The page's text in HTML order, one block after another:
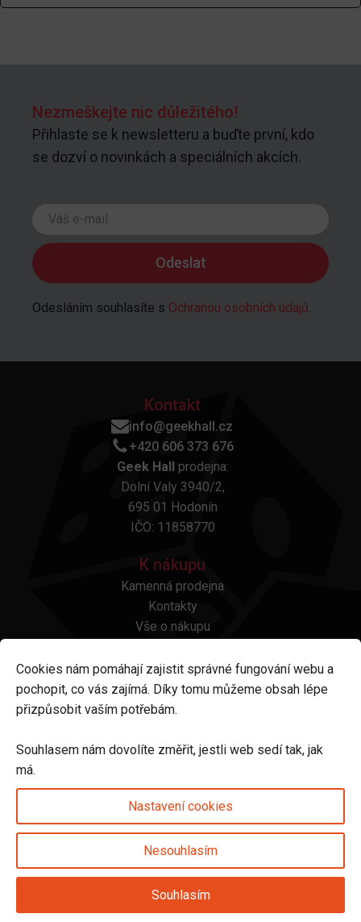
Nezmeškejte nic důležitého!
Přihlaste se k newsletteru a buďte první, kdo
se dozví o novinkách a speciálních akcích.
Odesláním souhlasíte s Ochranou osobních údajů
Kontakt
info@geekhall.cz
+420 606 373 676
Geek Hall prodejna:
Dolní Valy 3940/2,
695 01 Hodonín
IČO: 11858770
K nákupu
Kamenná prodejna
Kontakty
Vše o nákupu
Platba a doprava
Reklamace a vrácení
Obchodní podmínky
Odstoupení od smlouvy
Sledujte nás na
© 2025 Svět karet s.r.o. | vytvořeno DIGIBEES
Cookies nám pomáhají zajistit správné fungování webu a
pochopit, co vás zajímá. Díky tomu můžeme obsah lépe
přizpůsobit vaším potřebám.
Souhlasem nám dovolíte změřit, jestli web sedí tak, jak
má.
Nastavení cookies
Nesouhlasím
Souhlasím